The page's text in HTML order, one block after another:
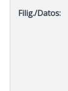
Filig./Datos: